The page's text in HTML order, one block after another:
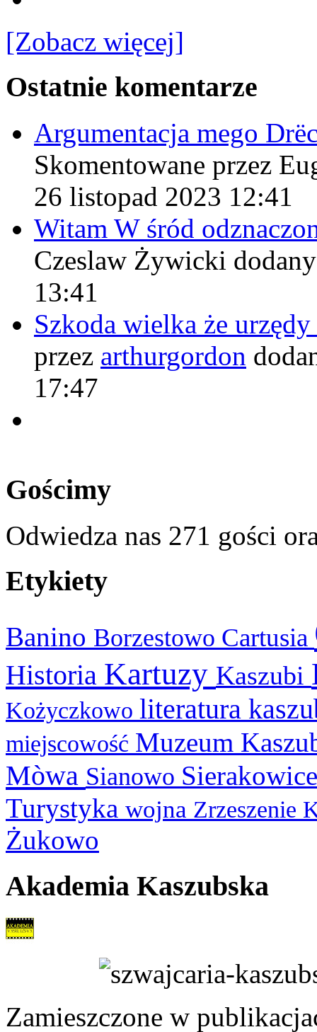
[Zobacz więcej]
Ostatnie komentarze
Argumentacja mego
Skomentowane przez
26 listopad 2023 12:41
Witam W śród
Czeslaw Żywicki
13:41
Szkoda wielka że
przez arthurgordon
17:47
Gościmy
Odwiedza nas 271 gości
Etykiety
Banino Borzestowo Cartusia
Historia Kartuzy Kaszubi
Kożyczkowo literatura
miejscowość Muzeum
Mòwa Sianowo
Turystyka wojna Zrzeszenie
Żukowo
Akademia Kaszubska
Zamieszczone w